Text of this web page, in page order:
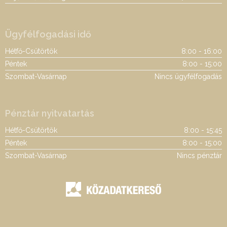
Ügyfélfogadási idő
Hétfő-Csütörtök
8:00 - 16:00
Péntek
8:00 - 15:00
Szombat-Vasárnap
Nincs ügyfélfogadás
Pénztár nyitvatartás
Hétfő-Csütörtök
8:00 - 15:45
Péntek
8:00 - 15:00
Szombat-Vasárnap
Nincs pénztár